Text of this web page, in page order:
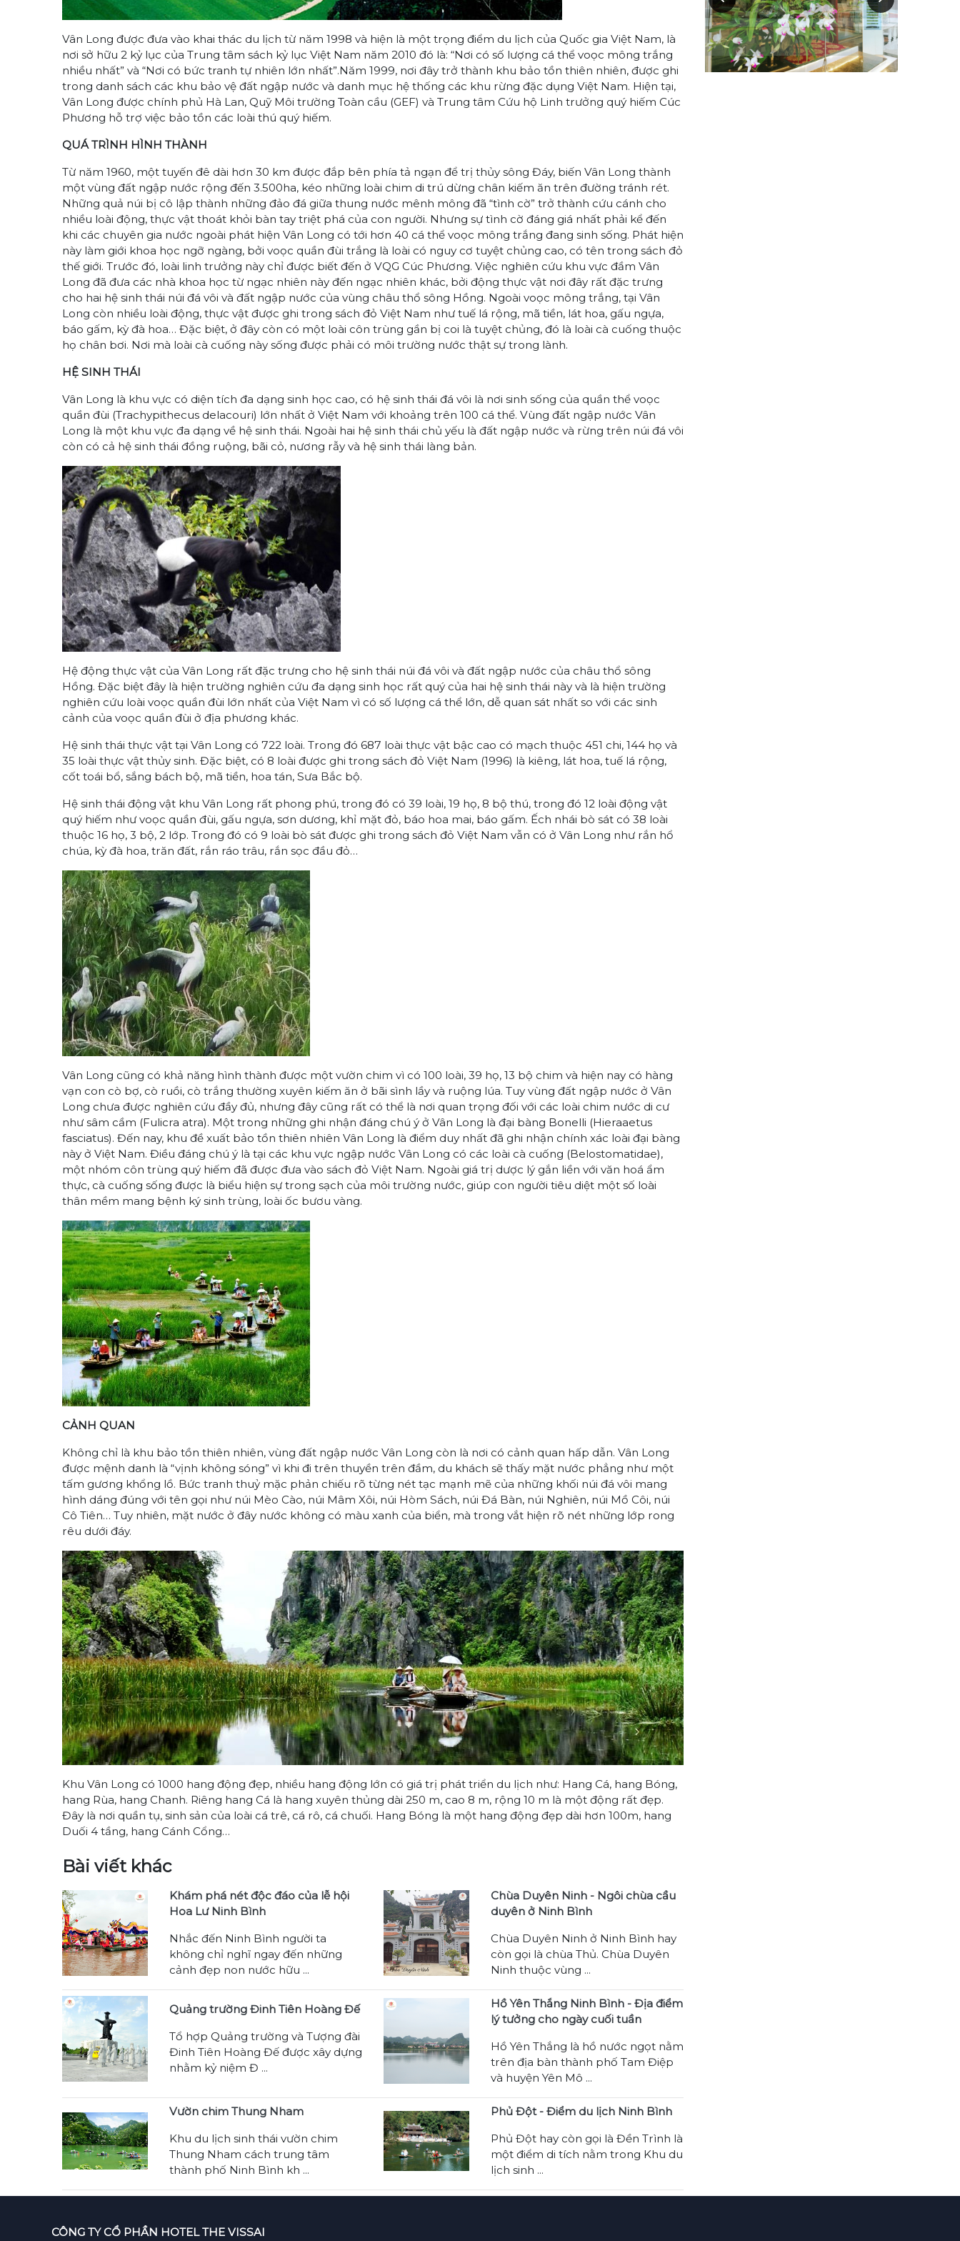
Vân Long được đưa vào khai thác du lịch từ năm 1998 và hiện là một trọng điểm du lịch của Quốc gia Việt Nam, là
nơi sở hữu 2 kỷ lục của Trung tâm sách kỷ lục Việt Nam năm 2010 đó là: “Nơi có số lượng cá thể voọc mông trắng
nhiều nhất” và “Nơi có bức tranh tự nhiên lớn nhất”.Năm 1999, nơi đây trở thành khu bảo tồn thiên nhiên, được ghi
trong danh sách các khu bảo vệ đất ngập nước và danh mục hệ thống các khu rừng đặc dụng Việt Nam. Hiện tại,
Vân Long được chính phủ Hà Lan, Quỹ Môi trường Toàn cầu (GEF) và Trung tâm Cứu hộ Linh trưởng quý hiếm Cúc
Phương hỗ trợ việc bảo tồn các loài thú quý hiếm.
QUÁ TRÌNH HÌNH THÀNH
Từ năm 1960, một tuyến đê dài hơn 30 km được đắp bên phía tả ngạn để trị thủy sông Đáy, biến Vân Long thành
một vùng đất ngập nước rộng đến 3.500ha, kéo những loài chim di trú dừng chân kiếm ăn trên đường tránh rét.
Những quả núi bị cô lập thành những đảo đá giữa thung nước mênh mông đã “tình cờ” trở thành cứu cánh cho
nhiều loài động, thực vật thoát khỏi bàn tay triệt phá của con người. Nhưng sự tình cờ đáng giá nhất phải kể đến
khi các chuyên gia nước ngoài phát hiện Vân Long có tới hơn 40 cá thể voọc mông trắng đang sinh sống. Phát hiện
này làm giới khoa học ngỡ ngàng, bởi voọc quần đùi trắng là loài có nguy cơ tuyệt chủng cao, có tên trong sách đỏ
thế giới. Trước đó, loài linh trưởng này chỉ được biết đến ở VQG Cúc Phương. Việc nghiên cứu khu vực đầm Vân
Long đã đưa các nhà khoa học từ ngạc nhiên này đến ngạc nhiên khác, bởi động thực vật nơi đây rất đặc trưng
cho hai hệ sinh thái núi đá vôi và đất ngập nước của vùng châu thổ sông Hồng. Ngoài voọc mông trắng, tại Vân
Long còn nhiều loài động, thực vật được ghi trong sách đỏ Việt Nam như tuế lá rộng, mã tiền, lát hoa, gấu ngựa,
báo gấm, kỳ đà hoa… Đặc biệt, ở đây còn có một loài côn trùng gần bị coi là tuyệt chủng, đó là loài cà cuống thuộc
họ chân bơi. Nơi mà loài cà cuống này sống được phải có môi trường nước thật sự trong lành.
HỆ SINH THÁI
Vân Long là khu vực có diện tích đa dạng sinh học cao, có hệ sinh thái đá vôi là nơi sinh sống của quần thể voọc
quần đùi (Trachypithecus delacouri) lớn nhất ở Việt Nam với khoảng trên 100 cá thể. Vùng đất ngập nước Vân
Long là một khu vực đa dạng về hệ sinh thái. Ngoài hai hệ sinh thái chủ yếu là đất ngập nước và rừng trên núi đá vôi
còn có cả hệ sinh thái đồng ruộng, bãi cỏ, nương rẫy và hệ sinh thái làng bản.
Hệ động thực vật của Vân Long rất đặc trưng cho hệ sinh thái núi đá vôi và đất ngập nước của châu thổ sông
Hồng. Đặc biệt đây là hiện trường nghiên cứu đa dạng sinh học rất quý của hai hệ sinh thái này và là hiện trường
nghiên cứu loài voọc quần đùi lớn nhất của Việt Nam vì có số lượng cá thể lớn, dễ quan sát nhất so với các sinh
cảnh của voọc quần đùi ở địa phương khác.
Hệ sinh thái thực vật tại Vân Long có 722 loài. Trong đó 687 loài thực vật bậc cao có mạch thuộc 451 chi, 144 họ và
35 loài thực vật thủy sinh. Đặc biệt, có 8 loài được ghi trong sách đỏ Việt Nam (1996) là kiêng, lát hoa, tuế lá rộng,
cốt toái bổ, sắng bách bộ, mã tiền, hoa tán, Sưa Bắc bộ.
Hệ sinh thái động vật khu Vân Long rất phong phú, trong đó có 39 loài, 19 họ, 8 bộ thú, trong đó 12 loài động vật
quý hiếm như voọc quần đùi, gấu ngựa, sơn dương, khỉ mặt đỏ, báo hoa mai, báo gấm. Ếch nhái bò sát có 38 loài
thuộc 16 họ, 3 bộ, 2 lớp. Trong đó có 9 loài bò sát được ghi trong sách đỏ Việt Nam vẫn có ở Vân Long như rắn hổ
chúa, kỳ đà hoa, trăn đất, rắn ráo trâu, rắn sọc đầu đỏ…
Vân Long cũng có khả năng hình thành được một vườn chim vì có 100 loài, 39 họ, 13 bộ chim và hiện nay có hàng
vạn con cò bợ, cò ruồi, cò trắng thường xuyên kiếm ăn ở bãi sình lầy và ruộng lúa. Tuy vùng đất ngập nước ở Vân
Long chưa được nghiên cứu đầy đủ, nhưng đây cũng rất có thể là nơi quan trọng đối với các loài chim nước di cư
như sâm cầm (Fulicra atra). Một trong những ghi nhận đáng chú ý ở Vân Long là đại bàng Bonelli (Hieraaetus
fasciatus). Đến nay, khu đề xuất bảo tồn thiên nhiên Vân Long là điểm duy nhất đã ghi nhận chính xác loài đại bàng
này ở Việt Nam. Điều đáng chú ý là tại các khu vực ngập nước Vân Long có các loài cà cuống (Belostomatidae),
một nhóm côn trùng quý hiếm đã được đưa vào sách đỏ Việt Nam. Ngoài giá trị dược lý gắn liền với văn hoá ẩm
thực, cà cuống sống được là biểu hiện sự trong sạch của môi trường nước, giúp con người tiêu diệt một số loài
thân mềm mang bệnh ký sinh trùng, loài ốc bươu vàng.
CẢNH QUAN
Không chỉ là khu bảo tồn thiên nhiên, vùng đất ngập nước Vân Long còn là nơi có cảnh quan hấp dẫn. Vân Long
được mệnh danh là “vịnh không sóng” vì khi đi trên thuyền trên đầm, du khách sẽ thấy mặt nước phẳng như một
tấm gương khổng lồ. Bức tranh thuỷ mặc phản chiếu rõ từng nét tạc mạnh mẽ của những khối núi đá vôi mang
hình dáng đúng với tên gọi như núi Mèo Cào, núi Mâm Xôi, núi Hòm Sách, núi Đá Bàn, núi Nghiên, núi Mồ Côi, núi
Cô Tiên… Tuy nhiên, mặt nước ở đây nước không có màu xanh của biển, mà trong vắt hiện rõ nét những lớp rong
rêu dưới đáy.
Khu Vân Long có 1000 hang động đẹp, nhiều hang động lớn có giá trị phát triển du lịch như: Hang Cá, hang Bóng,
hang Rùa, hang Chanh. Riêng hang Cá là hang xuyên thủng dài 250 m, cao 8 m, rộng 10 m là một động rất đẹp.
Đây là nơi quần tụ, sinh sản của loài cá trê, cá rô, cá chuối. Hang Bóng là một hang động đẹp dài hơn 100m, hang
Duối 4 tầng, hang Cánh Cổng…
Bài viết khác
Khám phá nét độc đáo của lễ hội
Hoa Lư Ninh Bình
Nhắc đến Ninh Bình người ta
không chỉ nghĩ ngay đến những
cảnh đẹp non nước hữu ...
Chùa Duyên Ninh - Ngôi chùa cầu
duyên ở Ninh Bình
Chùa Duyên Ninh ở Ninh Bình hay
còn gọi là chùa Thủ. Chùa Duyên
Ninh thuộc vùng ...
Quảng trường Đinh Tiên Hoàng Đế
Tổ hợp Quảng trường và Tượng đài
Đinh Tiên Hoàng Đế được xây dựng
nhằm kỷ niệm Đ ...
Hồ Yên Thắng Ninh Bình - Địa điểm
lý tưởng cho ngày cuối tuần
Hồ Yên Thắng là hồ nước ngọt nằm
trên địa bàn thành phố Tam Điệp
và huyện Yên Mô ...
Vườn chim Thung Nham
Khu du lịch sinh thái vườn chim
Thung Nham cách trung tâm
thành phố Ninh Bình kh ...
Phủ Đột - Điểm du lịch Ninh Bình
Phủ Đột hay còn gọi là Đền Trình là
một điểm di tích nằm trong Khu du
lịch sinh ...
CÔNG TY CỔ PHẦN HOTEL THE VISSAI